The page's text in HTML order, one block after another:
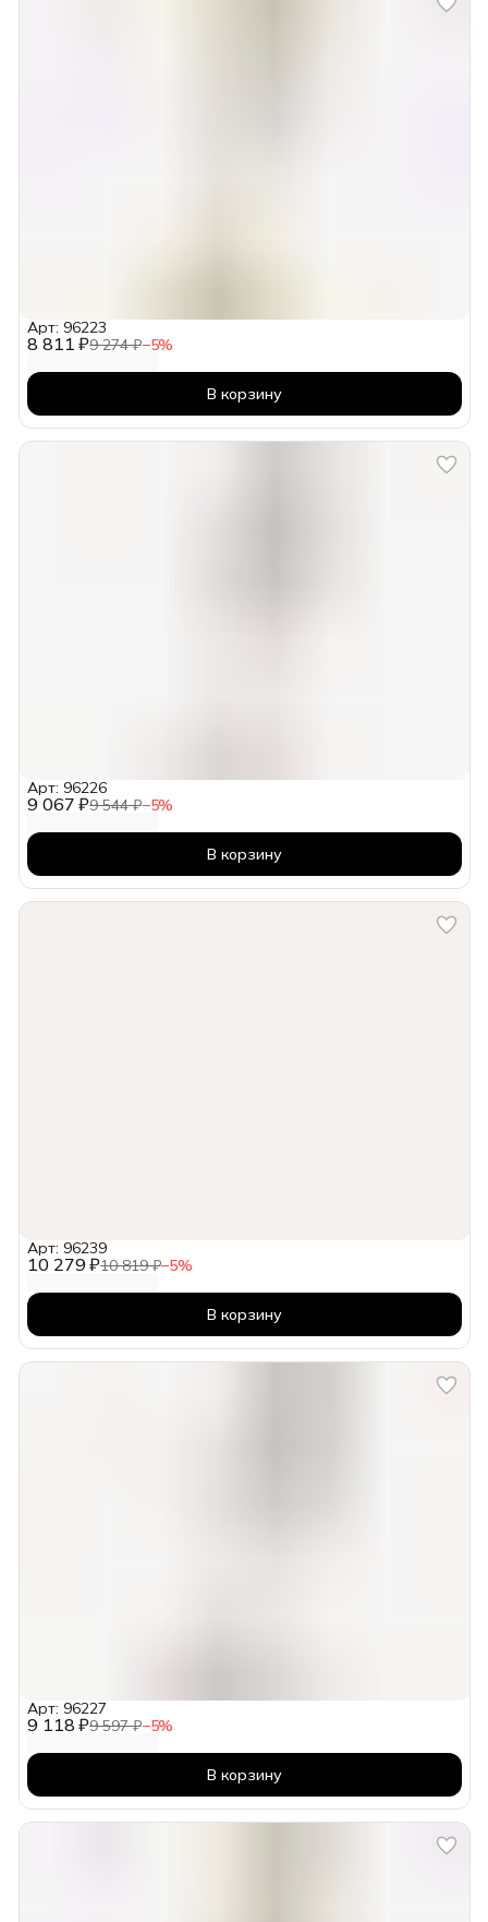
8 811 ₽9 274 ₽−5%
Арт: 96223
В корзину
9 067 ₽9 544 ₽−5%
Арт: 96226
В корзину
10 279 ₽10 819 ₽−5%
Арт: 96239
В корзину
9 118 ₽9 597 ₽−5%
Арт: 96227
В корзину